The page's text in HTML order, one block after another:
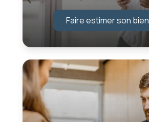
Faire estimer son bien